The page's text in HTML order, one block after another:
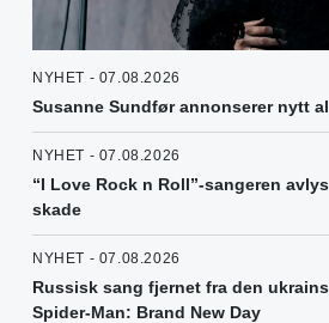
NYHET - 07.08.2026
Susanne Sundfør annonserer nytt
NYHET - 07.08.2026
“I Love Rock n Roll”-sangeren
skade
NYHET - 07.08.2026
Russisk sang fjernet fra den
Spider-Man: Brand New Day